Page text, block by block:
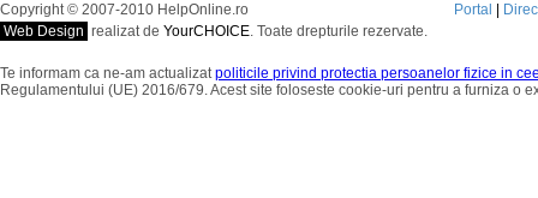
Copyright © 2007-2010 HelpOnline.ro
Web Design realizat de YourCHOICE. Toate drepturile rezervate.
Portal
Te informam ca ne-am actualizatpoliticile privind protectia persoanelor fizice in
Regulamentului (UE) 2016/679. Acest site foloseste cookie-uri pentru a furniza o